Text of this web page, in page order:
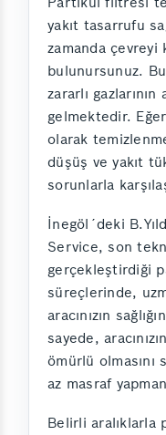
yakıt tasarrufu
zamanda çevreyi
bulunursunuz.
zararlı gazlarının
gelmektedir.
olarak
düşüş ve yakıt
sorunlarla
İnegöl´deki
Service, son
gerçekleştirdiği
süreçlerinde,
aracınızın
sayede,
ömürlü olmasını
az masraf
Belirli